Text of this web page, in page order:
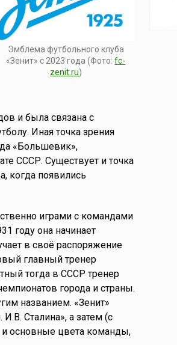
Эмблема футбольного клуба
«Зенит» с 2023 года (Фото:fc-
zenit.ru)
и была связана с
Иная точка зрения
«Большевик»,
СССР. Существует и точка
когда появились
играми с командами
году она начинает
в своё распоряжение
главный тренер
тогда в СССР тренер
города и страны.
названием. «Зенит»
Сталина», а затем (с
и основные цвета команды,